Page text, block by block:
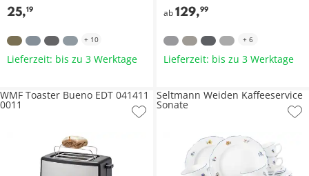
25,19
+ 10
Lieferzeit: bis zu 3 Werktage
ab 129,99
+ 6
Lieferzeit: bis zu 3 Werktage
WMF Toaster Bueno EDT 041411
0011
Seltmann Weiden Kaffeeservice
Sonate